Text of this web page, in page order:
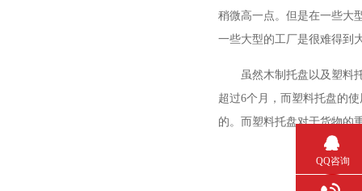
稍微高一点。但是在一些
一些大型的工厂是很难得到大
虽然木制托盘以及塑料托
超过6个月，而塑料托盘的
的。而塑料托盘对于货物的重
QQ咨询